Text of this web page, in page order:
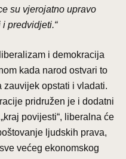
su vjerojatno upravo
predvidjeti.“
i demokracija
kada narod ostvari to
opstati i vladati.
pridružen je i dodatni
povijesti“, liberalna će
ljudskih prava,
većeg ekonomskog